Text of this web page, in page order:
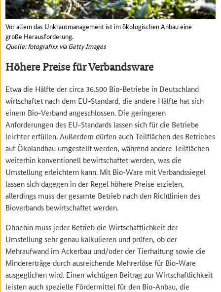
Vor allem das Unkrautmanagement ist im ökologischen Anbau eine
große Herausforderung.
Quelle: fotografixx via Getty Images
Höhere Preise für Verbandsware
Etwa die Hälfte der circa 36.500 Bio-Betriebe in Deutschland
wirtschaftet nach dem EU-Standard, die andere Hälfte hat sich
einem Bio-Verband angeschlossen. Die geringeren
Anforderungen des EU-Standards lassen sich für die Betriebe
leichter erfüllen. Außerdem dürfen auch Teilflächen des Betriebes
auf Ökolandbau umgestellt werden, während andere Teilflächen
weiterhin konventionell bewirtschaftet werden, was die
Umstellung erleichtern kann. Mit Bio-Ware mit Verbandssiegel
lassen sich dagegen in der Regel höhere Preise erzielen,
allerdings muss der gesamte Betrieb nach den Richtlinien des
Bioverbands bewirtschaftet werden.
Ohnehin muss jeder Betrieb die Wirtschaftlichkeit der
Umstellung sehr genau kalkulieren und prüfen, ob der
Mehraufwand im Ackerbau und/oder der Tierhaltung sowie die
Mindererträge durch ausreichende Mehrerlöse für Bio-Ware
ausgeglichen wird. Einen wichtigen Beitrag zur Wirtschaftlichkeit
leisten auch spezielle Fördermittel für den Bio-Anbau, die